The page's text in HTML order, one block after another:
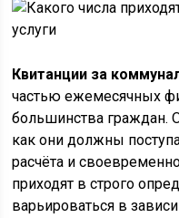
Квитанции за
частью ежемесячных
большинства граждан.
как они должны
расчёта и
приходят в строго
варьироваться в